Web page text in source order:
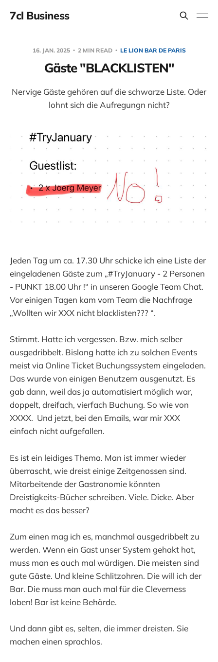
7cl Business
16. JAN. 2025 2 MIN READ LE LION BAR DE PARIS
Gäste "BLACKLISTEN"
Nervige Gäste gehören auf die schwarze Liste. Oder
lohnt sich die Aufregungn nicht?
Jeden Tag um ca. 17.30 Uhr schicke ich eine Liste der
eingeladenen Gäste zum „#TryJanuary - 2 Personen
- PUNKT 18.00 Uhr !“ in unseren Google Team Chat.
Vor einigen Tagen kam vom Team die Nachfrage
„Wollten wir XXX nicht blacklisten??? “.
Stimmt. Hatte ich vergessen. Bzw. mich selber
ausgedribbelt. Bislang hatte ich zu solchen Events
meist via Online Ticket Buchungssystem eingeladen.
Das wurde von einigen Benutzern ausgenutzt. Es
gab dann, weil das ja automatisiert möglich war,
doppelt, dreifach, vierfach Buchung. So wie von
XXXX. Und jetzt, bei den Emails, war mir XXX
einfach nicht aufgefallen.
Es ist ein leidiges Thema. Man ist immer wieder
überrascht, wie dreist einige Zeitgenossen sind.
Mitarbeitende der Gastronomie könnten
Dreistigkeits-Bücher schreiben. Viele. Dicke. Aber
macht es das besser?
Zum einen mag ich es, manchmal ausgedribbelt zu
werden. Wenn ein Gast unser System gehakt hat,
muss man es auch mal würdigen. Die meisten sind
gute Gäste. Und kleine Schlitzohren. Die will ich der
Bar. Die muss man auch mal für die Cleverness
loben! Bar ist keine Behörde.
Und dann gibt es, selten, die immer dreisten. Sie
machen einen sprachlos.